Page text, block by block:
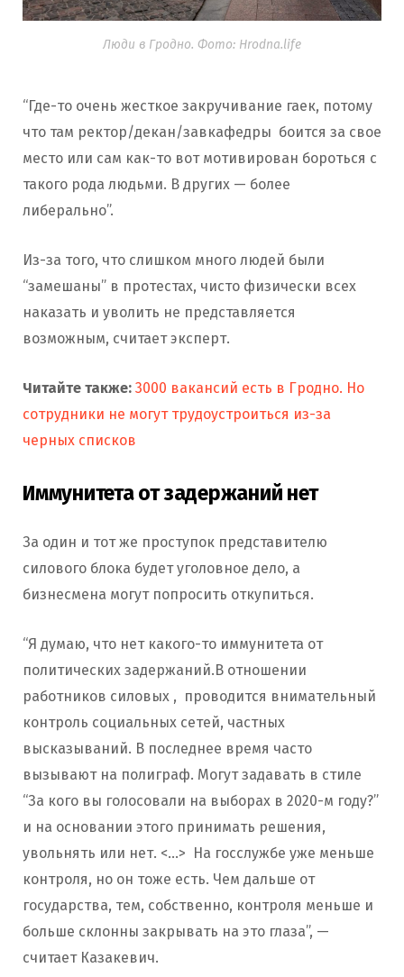
Люди в Гродно. Фото: Hrodna.life
“Где-то очень жесткое закручивание гаек, потому
что там ректор/декан/завкафедры боится за свое
место или сам как-то вот мотивирован бороться с
такого рода людьми. В других — более
либерально”.
Из-за того, что слишком много людей были
“замешаны” в протестах, чисто физически всех
наказать и уволить не представляется
возможным, считает эксперт.
Читайте также: 3000 вакансий есть в Гродно. Но
сотрудники не могут трудоустроиться из-за
черных списков
Иммунитета от задержаний нет
За один и тот же проступок представителю
силового блока будет уголовное дело, а
бизнесмена могут попросить откупиться.
“Я думаю, что нет какого-то иммунитета от
политических задержаний.В отношении
работников силовых , проводится внимательный
контроль социальных сетей, частных
высказываний. В последнее время часто
вызывают на полиграф. Могут задавать в стиле
“За кого вы голосовали на выборах в 2020-м году?”
и на основании этого принимать решения,
увольнять или нет. <…> На госслужбе уже меньше
контроля, но он тоже есть. Чем дальше от
государства, тем, собственно, контроля меньше и
больше склонны закрывать на это глаза”, —
считает Казакевич.